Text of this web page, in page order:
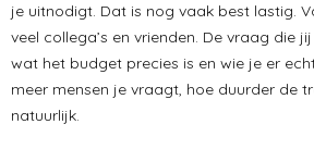
je uitnodigt. Dat is nog vaak best lastig.
veel collega’s en vrienden. De vraag die
wat het budget precies is en wie je er
meer mensen je vraagt, hoe duurder de
natuurlijk.